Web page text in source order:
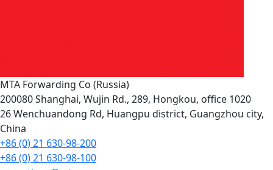
MTA Forwarding Co (Russia)
200080 Shanghai, Wujin Rd., 289, Hongkou, office 1020
26 Wenchuandong Rd, Huangpu district, Guangzhou city,
China
+86 (0) 21 630-98-200
+86 (0) 21 630-98-100